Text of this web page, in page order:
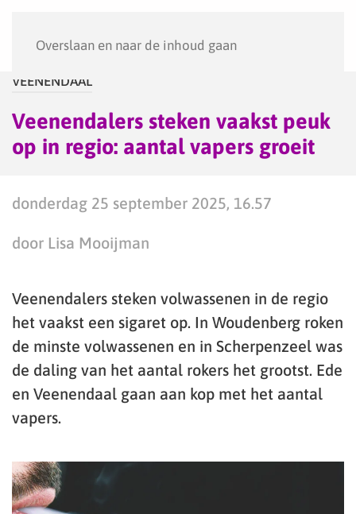
Overslaan en naar de inhoud gaan
VEENENDAAL
Veenendalers steken vaakst peuk
op in regio: aantal vapers groeit
donderdag 25 september 2025, 16.57
door Lisa Mooijman
Veenendalers steken volwassenen in de regio
het vaakst een sigaret op. In Woudenberg roken
de minste volwassenen en in Scherpenzeel was
de daling van het aantal rokers het grootst. Ede
en Veenendaal gaan aan kop met het aantal
vapers.